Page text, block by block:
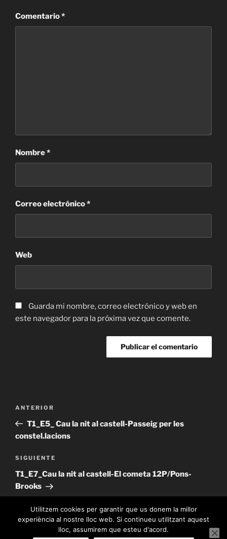
Comentario*
Nombre*
Correo electrónico*
Web
Guarda mi nombre, correo electrónico y web en
este navegador para la próxima vez que comente.
entradas
Entrada
anterior:
ANTERIOR
T1_E5_ Cau la nit al castell-Passeig per les
constel.lacions
Siguiente
entrada
SIGUIENTE
T1_E7_Cau la nit al castell-El cometa 12P/Pons-
Brooks
Utilitzem cookies per garantir que us donem la millor
experiència al nostre lloc web. Si continueu utilitzant aquest
lloc, assumirem que esteu d'acord.